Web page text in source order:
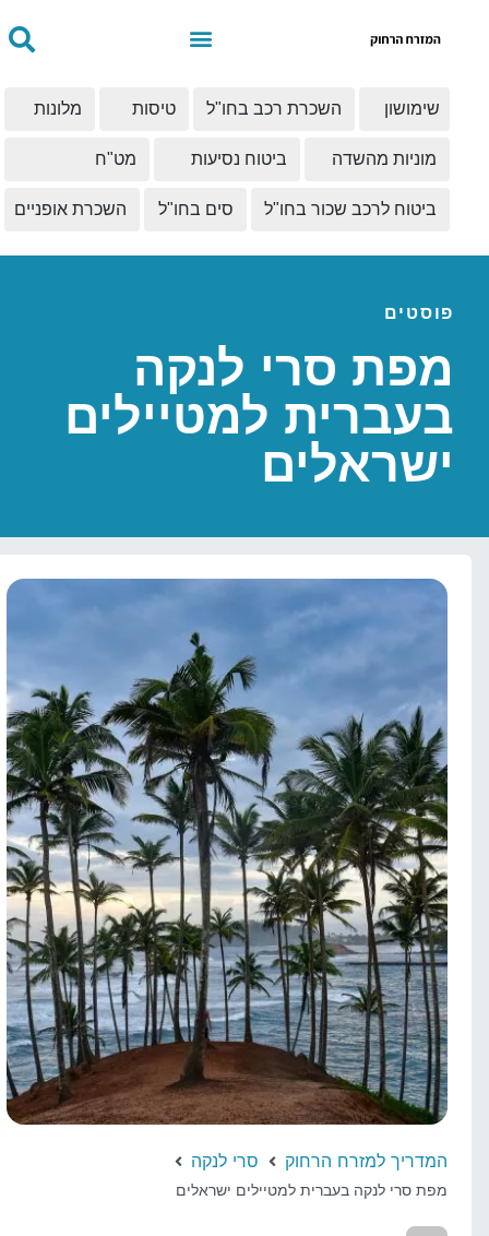
שימושון השכרת רכב בחו"ל טיסות מלונות
מוניות מהשדה ביטוח נסיעות מט"ח
ביטוח לרכב שכור בחו"ל סים בחו"ל השכרת אופניים
פוסטים
מפת סרי לנקה
בעברית למטיילים
ישראלים
המדריך למזרח הרחוק סרי לנקה
מפת סרי לנקה בעברית למטיילים ישראלים